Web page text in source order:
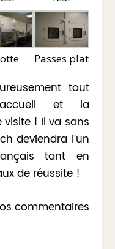
Passes plat
tout
et la
! Il va sans
deviendra l’un
tant en
de réussite !
commentaires